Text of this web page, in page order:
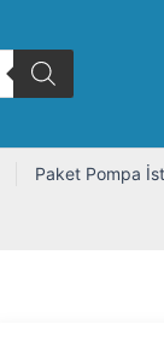
Paket Pompa